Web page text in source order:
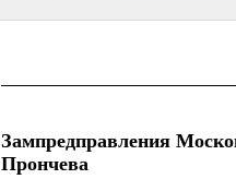
Зампредправления
Прончева